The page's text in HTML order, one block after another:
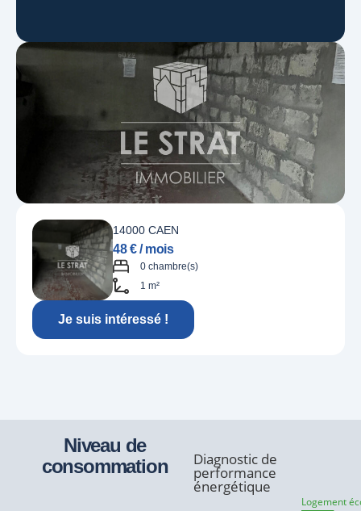
14000 CAEN
48 € / mois
0 chambre(s)
1 m²
Je suis intéressé !
Niveau de
consommation
Diagnostic de
performance
énergétique
Logement